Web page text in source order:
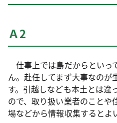
Ａ2
仕事上では島だからといっ
ん。赴任してまず大事なのが
す。引越しなども本土とは違
ので、取り扱い業者のことや
場などから情報収集するとよ